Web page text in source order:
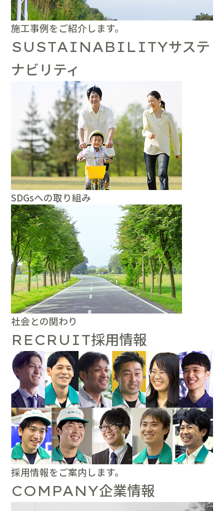
施工事例をご紹介します。
SUSTAINABILITYサステ
ナビリティ
SDGsへの取り組み
社会との関わり
RECRUIT採用情報
採用情報をご案内します。
COMPANY企業情報